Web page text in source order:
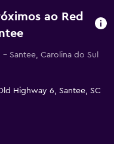
ao Red
Santee, Carolina do Sul
Highway 6, Santee, SC